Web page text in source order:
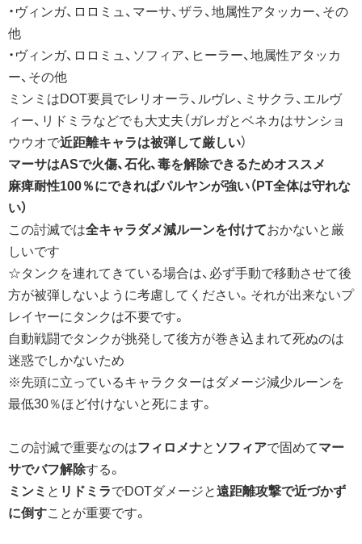
・ヴィンガ、ロロミュ、マーサ、ザラ、地属性アタッカー、その
他
・ヴィンガ、ロロミュ、ソフィア、ヒーラー、地属性アタッカ
ー、その他
ミンミはDOT要員でレリオーラ、ルヴレ、ミサクラ、エルヴ
ィー、リドミラなどでも大丈夫（ガレガとベネカはサンショ
ウウオで近距離キャラは被弾して厳しい）
マーサはASで火傷、石化、毒を解除できるためオススメ
麻痺耐性100％にできればパルヤンが強い（PT全体は守れな
い）
この討滅では全キャラダメ減ルーンを付けておかないと厳
しいです
☆タンクを連れてきている場合は、必ず手動で移動させて後
方が被弾しないように考慮してください。それが出来ないプ
レイヤーにタンクは不要です。
自動戦闘でタンクが挑発して後方が巻き込まれて死ぬのは
迷惑でしかないため
※先頭に立っているキャラクターはダメージ減少ルーンを
最低30％ほど付けないと死にます。
この討滅で重要なのはフィロメナと ソフィアで固めてマー
サでバフ解除する。
ミンミ と リドミラでDOTダメージと遠距離攻撃で近づかず
に倒すことが重要です。